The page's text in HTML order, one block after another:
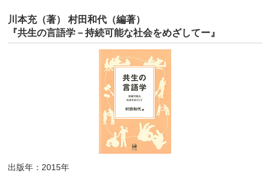
川本充（著） 村田和代（編著）
『共生の言語学－持続可能な社会をめざしてー』
出版年：2015年